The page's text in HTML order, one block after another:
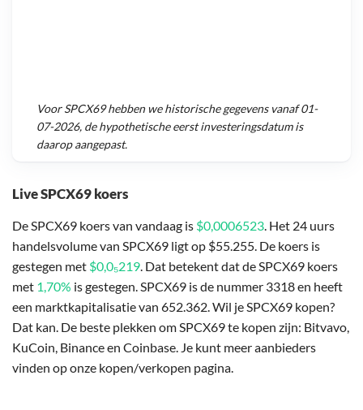
Live SPCX69 koers
De SPCX69 koers van vandaag is $0,0006523. Het 24 uurs
handelsvolume van SPCX69 ligt op $55.255. De koers is
gestegen met $0,0₅219. Dat betekent dat de SPCX69 koers
met 1,70% is gestegen. SPCX69 is de nummer 3318 en heeft
een marktkapitalisatie van 652.362. Wil je SPCX69 kopen?
Dat kan. De beste plekken om SPCX69 te kopen zijn: Bitvavo,
KuCoin, Binance en Coinbase. Je kunt meer aanbieders
vinden op onze kopen/verkopen pagina.
VoorSPCX69hebben we historische gegevens vanaf01-
07-2026, de hypothetische eerst investeringsdatum is
daarop aangepast.